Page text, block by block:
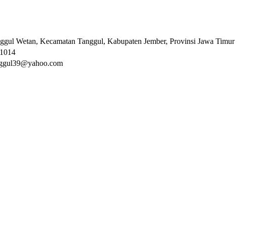
Wetan, Kecamatan Tanggul, Kabupaten Jember, Provinsi Jawa Timur